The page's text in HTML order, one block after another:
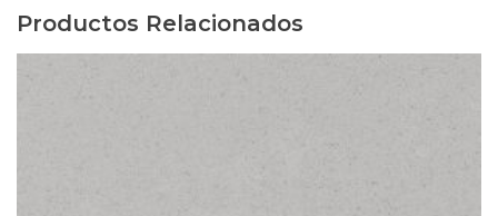
Productos Relacionados